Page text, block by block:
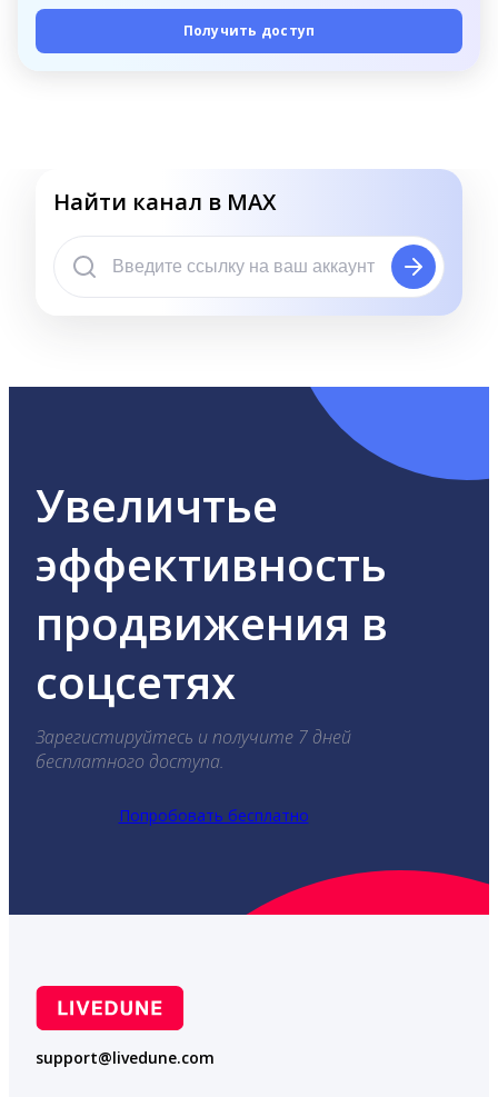
Получить доступ
Найти канал в MAX
Увеличтье
эффективность
продвижения в
соцсетях
Зарегистируйтесь и получите 7 дней
бесплатного доступа.
Попробовать бесплатно
support@livedune.com